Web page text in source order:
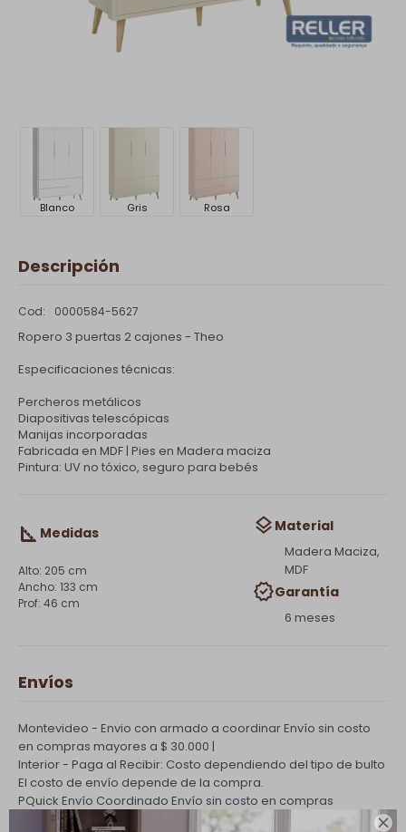

Blanco Gris Rosa
Descripción
0000584-5627
Ropero 3 puertas 2 cajones - Theo
Especificaciones técnicas:
Percheros metálicos
Diapositivas telescópicas
Manijas incorporadas
Fabricada en MDF | Pies en Madera maciza
Pintura: UV no tóxico, seguro para bebés
Medidas
205 cm
133 cm
46 cm
Material
Madera Maciza,
MDF
Garantía
6 meses
Envíos
Montevideo - Envio con armado a coordinarEnvío sin costo
en compras mayores a $ 30.000 |
Interior - Paga al Recibir: Costo dependiendo del tipo de bulto
El costo de envío depende de la compra.
PQuick Envío Coordinado Envío sin costo en compras
mayores a $ 30.000 |